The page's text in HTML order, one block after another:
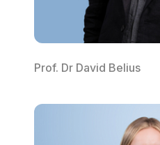
Prof. Dr David Belius